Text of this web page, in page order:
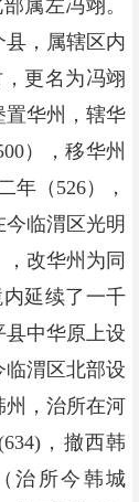
属左冯翊。
，属辖区内
更名为冯翊
置华州，辖华
），移华州
年（526），
临渭区光明
改华州为同
延续了一千
县中华原上设
临渭区北部设
州，治所在河
，撤西韩
治所今韩城